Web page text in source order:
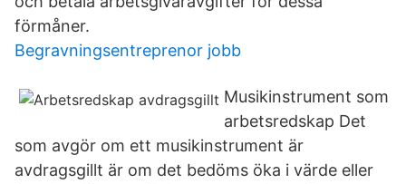
förmåner.
Begravningsentreprenor jobb
Musikinstrument som
arbetsredskap Det
som avgör om ett musikinstrument är
avdragsgillt är om det bedöms öka i värde eller